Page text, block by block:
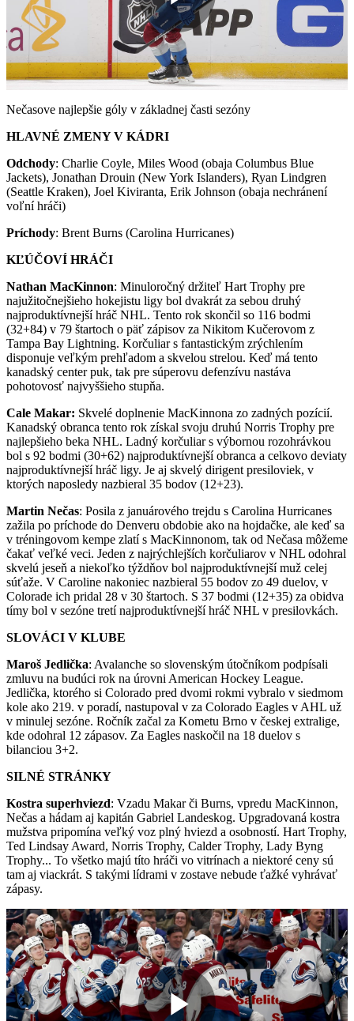
Play
Video
Nečasove najlepšie góly v základnej časti sezóny
HLAVNÉ ZMENY V KÁDRI
Odchody: Charlie Coyle, Miles Wood (obaja Columbus Blue
Jackets), Jonathan Drouin (New York Islanders), Ryan Lindgren
(Seattle Kraken), Joel Kiviranta, Erik Johnson (obaja nechránení
voľní hráči)
Príchody: Brent Burns (Carolina Hurricanes)
KĽÚČOVÍ HRÁČI
Nathan MacKinnon: Minuloročný držiteľ Hart Trophy pre
najužitočnejšieho hokejistu ligy bol dvakrát za sebou druhý
najproduktívnejší hráč NHL. Tento rok skončil so 116 bodmi
(32+84) v 79 štartoch o päť zápisov za Nikitom Kučerovom z
Tampa Bay Lightning. Korčuliar s fantastickým zrýchlením
disponuje veľkým prehľadom a skvelou strelou. Keď má tento
kanadský center puk, tak pre súperovu defenzívu nastáva
pohotovosť najvyššieho stupňa.
Cale Makar: Skvelé doplnenie MacKinnona zo zadných pozícií.
Kanadský obranca tento rok získal svoju druhú Norris Trophy pre
najlepšieho beka NHL. Ladný korčuliar s výbornou rozohrávkou
bol s 92 bodmi (30+62) najproduktívnejší obranca a celkovo deviaty
najproduktívnejší hráč ligy. Je aj skvelý dirigent presiloviek, v
ktorých naposledy nazbieral 35 bodov (12+23).
Martin Nečas: Posila z januárového trejdu s Carolina Hurricanes
zažila po príchode do Denveru obdobie ako na hojdačke, ale keď sa
v tréningovom kempe zlatí s MacKinnonom, tak od Nečasa môžeme
čakať veľké veci. Jeden z najrýchlejších korčuliarov v NHL odohral
skvelú jeseň a niekoľko týždňov bol najproduktívnejší muž celej
súťaže. V Caroline nakoniec nazbieral 55 bodov zo 49 duelov, v
Colorade ich pridal 28 v 30 štartoch. S 37 bodmi (12+35) za obidva
tímy bol v sezóne tretí najproduktívnejší hráč NHL v presilovkách.
SLOVÁCI V KLUBE
Maroš Jedlička: Avalanche so slovenským útočníkom podpísali
zmluvu na budúci rok na úrovni American Hockey League.
Jedlička, ktorého si Colorado pred dvomi rokmi vybralo v siedmom
kole ako 219. v poradí, nastupoval v za Colorado Eagles v AHL už
v minulej sezóne. Ročník začal za Kometu Brno v českej extralige,
kde odohral 12 zápasov. Za Eagles naskočil na 18 duelov s
bilanciou 3+2.
SILNÉ STRÁNKY
Kostra superhviezd: Vzadu Makar či Burns, vpredu MacKinnon,
Nečas a hádam aj kapitán Gabriel Landeskog. Upgradovaná kostra
mužstva pripomína veľký voz plný hviezd a osobností. Hart Trophy,
Ted Lindsay Award, Norris Trophy, Calder Trophy, Lady Byng
Trophy... To všetko majú títo hráči vo vitrínach a niektoré ceny sú
tam aj viackrát. S takými lídrami v zostave nebude ťažké vyhrávať
zápasy.